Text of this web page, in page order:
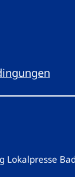
Lokalpresse